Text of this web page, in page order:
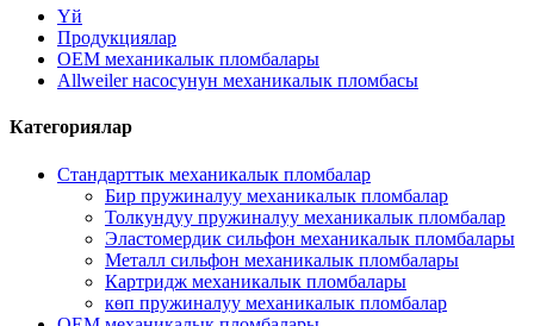
Үй
Продукциялар
OEM механикалык пломбалары
Allweiler насосунун механикалык пломбасы
Категориялар
Стандарттык механикалык пломбалар
Бир пружиналуу механикалык пломбалар
Толкундуу пружиналуу механикалык пломбалар
Эластомердик сильфон механикалык пломбалары
Металл сильфон механикалык пломбалары
Картридж механикалык пломбалары
көп пружиналуу механикалык пломбалар